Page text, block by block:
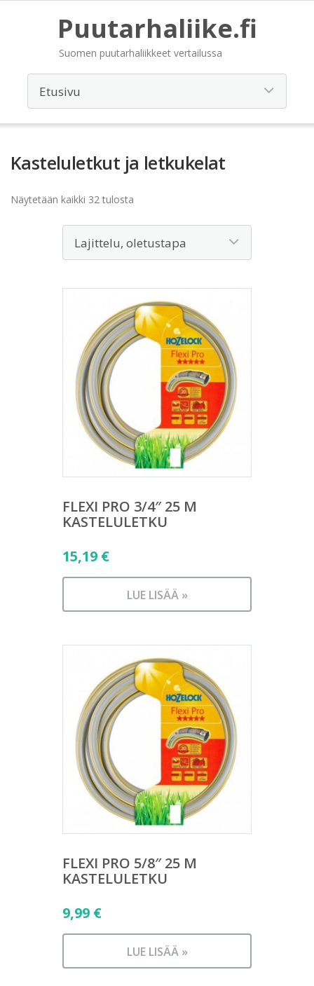
Puutarhaliike.fi
Suomen puutarhaliikkeet vertailussa
Kasteluletkut ja letkukelat
Näytetään kaikki 32 tulosta
FLEXI PRO 3/4″ 25 M
KASTELULETKU
15,19 €
LUE LISÄÄ »
FLEXI PRO 5/8″ 25 M
KASTELULETKU
9,99 €
LUE LISÄÄ »